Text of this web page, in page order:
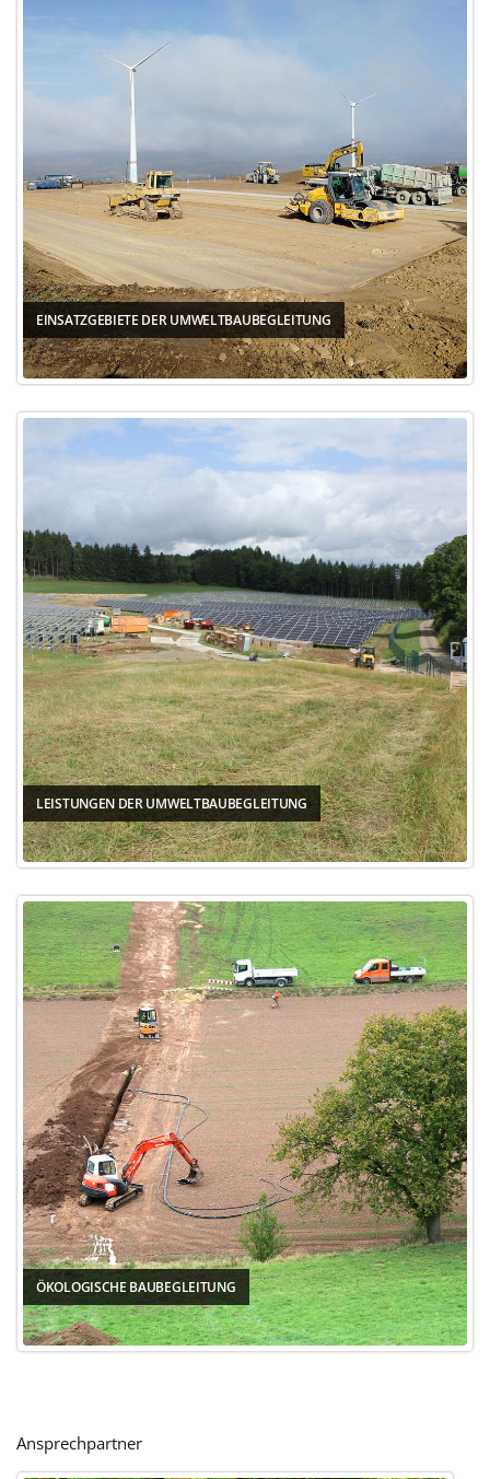
EINSATZGEBIETE DER UMWELTBAUBEGLEITUNG
LEISTUNGEN DER UMWELTBAUBEGLEITUNG
ÖKOLOGISCHE BAUBEGLEITUNG
Ansprechpartner